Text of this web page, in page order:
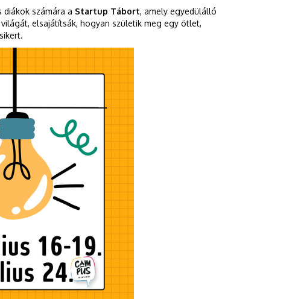
diákok számára a Startup Tábort, amely egyedülálló
elsajátítsák, hogyan születik meg egy ötlet,